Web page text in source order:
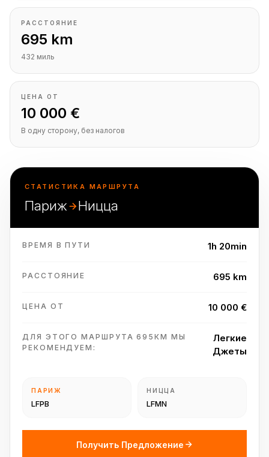
РАССТОЯНИЕ
695 km
432 миль
ЦЕНА ОТ
10 000 €
В одну сторону, без налогов
СТАТИСТИКА МАРШРУТА
Париж Ницца
ВРЕМЯ В ПУТИ 1h 20min
РАССТОЯНИЕ 695 km
ЦЕНА ОТ 10 000 €
ДЛЯ ЭТОГО МАРШРУТА 695КМ МЫ
РЕКОМЕНДУЕМ:
Легкие
Джеты
ПАРИЖ
LFPB
НИЦЦА
LFMN
Получить Предложение